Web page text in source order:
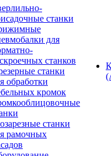
станки
для
станков
станки
обработки
кромок
станки
рамочных